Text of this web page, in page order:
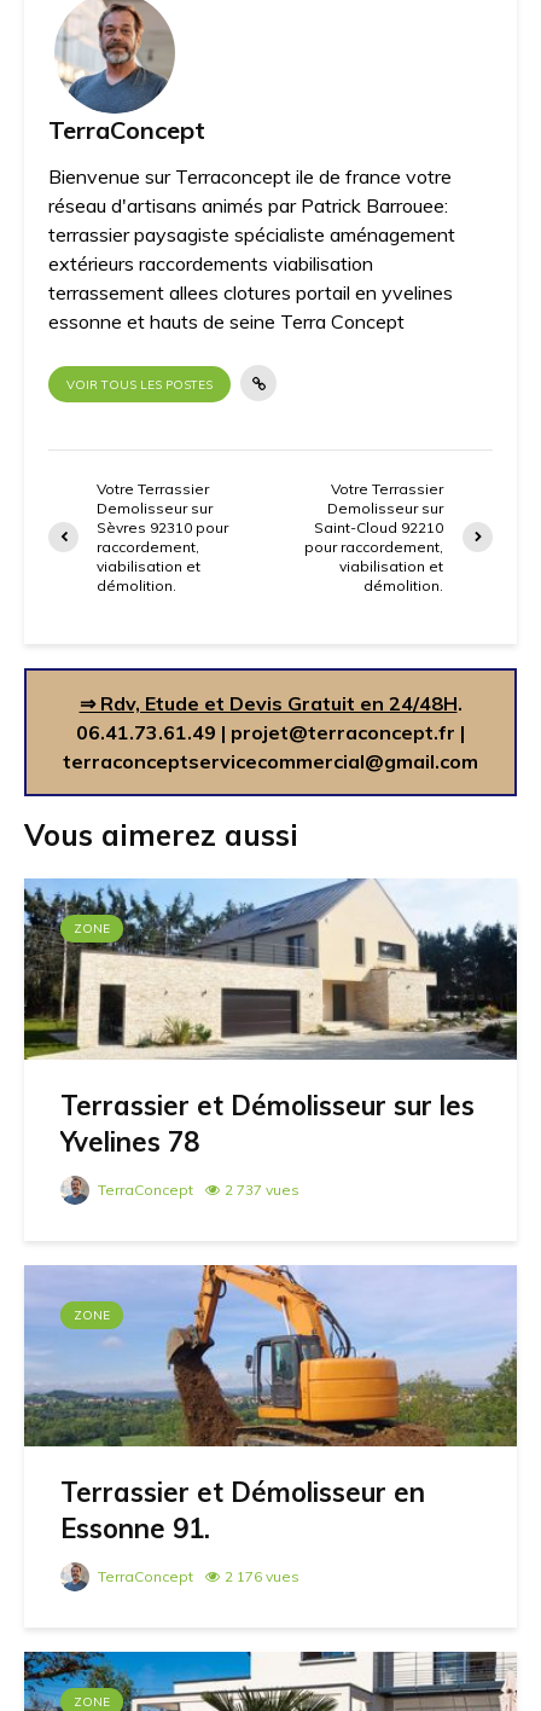
TerraConcept
Bienvenue sur Terraconcept ile de france votre
réseau d'artisans animés par Patrick Barrouee:
terrassier paysagiste spécialiste aménagement
extérieurs raccordements viabilisation
terrassement allees clotures portail en yvelines
essonne et hauts de seine Terra Concept
VOIR TOUS LES POSTES
Votre Terrassier
Demolisseur sur
Sèvres 92310 pour
raccordement,
viabilisation et
démolition.
Votre Terrassier
Demolisseur sur
Saint-Cloud 92210
pour raccordement,
viabilisation et
démolition.
⇒ Rdv, Etude et Devis Gratuit en 24/48H.
06.41.73.61.49 | projet@terraconcept.fr |
terraconceptservicecommercial@gmail.com
Vous aimerez aussi
ZONE
Terrassier et Démolisseur sur les
Yvelines 78
TerraConcept 2 737 vues
ZONE
Terrassier et Démolisseur en
Essonne 91.
TerraConcept 2 176 vues
ZONE